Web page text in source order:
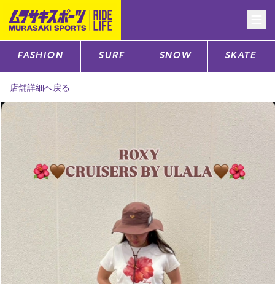
CATEGORY
スノーTOP
CONTENTS SUPPORT
FASHION SURF SNOW SKATE
店舗詳細へ戻る